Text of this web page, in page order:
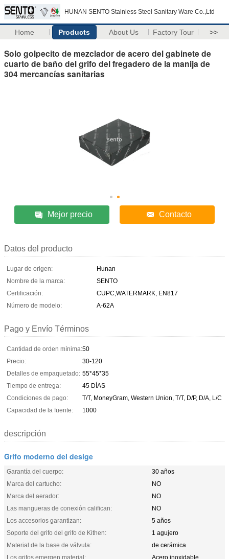
HUNAN SENTO Stainless Steel Sanitary Ware Co.,Ltd
Home Products About Us Factory Tour >>
Solo golpecito de mezclador de acero del gabinete de
cuarto de baño del grifo del fregadero de la manija de
304 mercancías sanitarias
Mejor precio Contacto
Datos del producto
Lugar de origen:
Hunan
Nombre de la marca:
SENTO
Certificación:
CUPC,WATERMARK, EN817
Número de modelo:
A-62A
Pago y Envío Términos
Cantidad de orden mínima:50
Precio:
30-120
Detalles de empaquetado: 55*45*35
Tiempo de entrega:
45 DÍAS
Condiciones de pago:
T/T, MoneyGram, Western Union, T/T, D/P, D/A, L/C
Capacidad de la fuente:
1000
descripción
Grifo moderno del desige
Garantía del cuerpo:
30 años
Marca del cartucho:
NO
Marca del aerador:
NO
Las mangueras de conexión califican:
NO
Los accesorios garantizan:
5 años
Soporte del grifo del grifo de Kithen:
1 agujero
Material de la base de válvula:
de cerámica
Los grifos emergen material:
Acero inoxidable